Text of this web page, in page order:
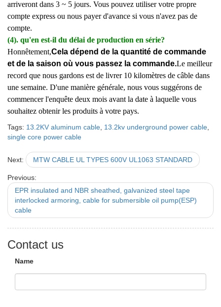
arriveront dans 3 ~ 5 jours. Vous pouvez utiliser votre propre
compte express ou nous payer d'avance si vous n'avez pas de
compte.
(4). qu'en est-il du délai de production en série?
Honnêtement,Cela dépend de la quantité de commande
et de la saison où vous passez la commande.Le meilleur
record que nous gardons est de livrer 10 kilomètres de câble dans
une semaine. D'une manière générale, nous vous suggérons de
commencer l'enquête deux mois avant la date à laquelle vous
souhaitez obtenir les produits à votre pays.
Tags: 13.2KV aluminum cable 13.2kv underground power cable
single core power cable
Next: MTW CABLE UL TYPES 600V UL1063 STANDARD
Previous:
EPR insulated and NBR sheathed, galvanized steel tape
interlocked armoring, cable for submersible oil pump(ESP)
cable
Contact us
Name